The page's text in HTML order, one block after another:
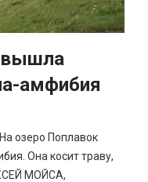
вышла
амфибия
озеро Поплавок
Она косит траву,
МОЙСА,